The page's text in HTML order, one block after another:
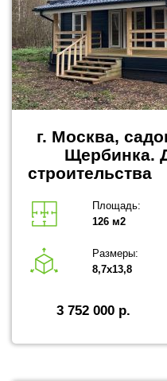
г. Москва,
Щербинка.
Площадь:
126 м2
Размеры:
8,7х13,8
3 752 000 р.